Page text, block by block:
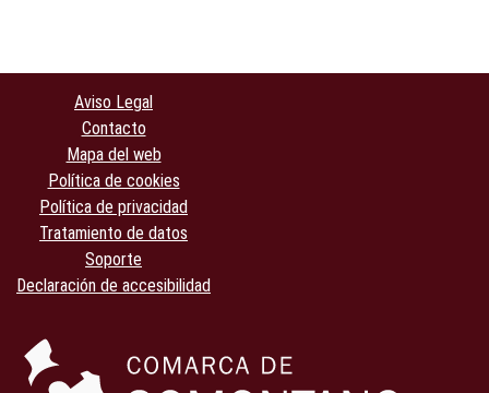
Aviso Legal
Contacto
Mapa del web
Política de cookies
Política de privacidad
Tratamiento de datos
Soporte
Declaración de accesibilidad